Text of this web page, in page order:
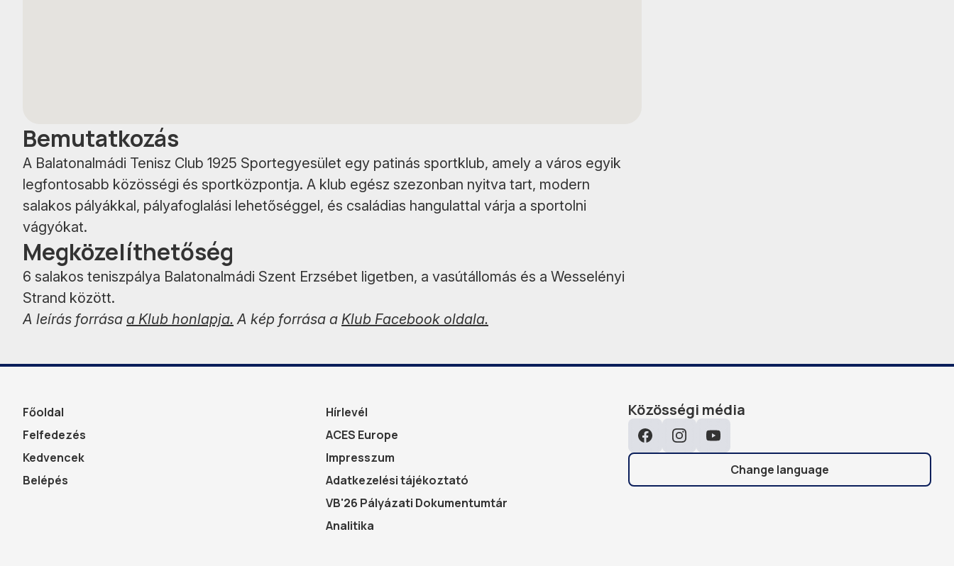
Bemutatkozás
A Balatonalmádi Tenisz Club 1925 Sportegyesület egy patinás sportklub, amely a város egyik
legfontosabb közösségi és sportközpontja. A klub egész szezonban nyitva tart, modern
salakos pályákkal, pályafoglalási lehetőséggel, és családias hangulattal várja a sportolni
vágyókat.
Megközelíthetőség
6 salakos teniszpálya Balatonalmádi Szent Erzsébet ligetben, a vasútállomás és a Wesselényi
Strand között.
A leírás forrása a Klub honlapja. A kép forrása a Klub Facebook oldala.
Főoldal
Felfedezés
Kedvencek
Belépés
Hírlevél
ACES Europe
Impresszum
Adatkezelési tájékoztató
VB'26 Pályázati Dokumentumtár
Analitika
Közösségi média
Change language